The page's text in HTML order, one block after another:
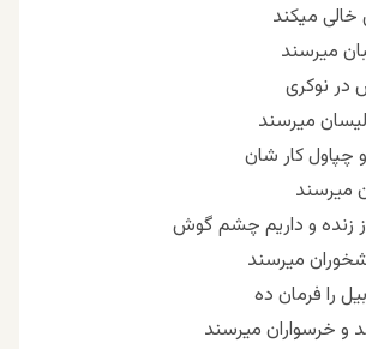
میکند
میرسند
در نوکری
میرسند
کار شان
میرسند
زنده و داریم چشم گوش
میرسند
را فرمان ده
و خرسواران میرسند